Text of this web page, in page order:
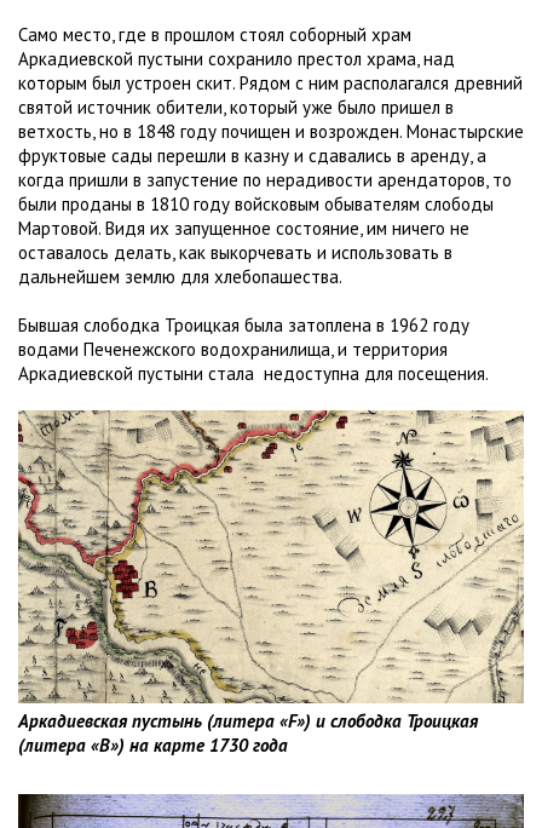
Само место, где в прошлом стоял соборный храм
Аркадиевской пустыни сохранило престол храма, над
которым был устроен скит. Рядом с ним располагался древний
святой источник обители, который уже было пришел в
ветхость, но в 1848 году почищен и возрожден. Монастырские
фруктовые сады перешли в казну и сдавались в аренду, а
когда пришли в запустение по нерадивости арендаторов, то
были проданы в 1810 году войсковым обывателям слободы
Мартовой. Видя их запущенное состояние, им ничего не
оставалось делать, как выкорчевать и использовать в
дальнейшем землю для хлебопашества.
Бывшая слободка Троицкая была затоплена в 1962 году
водами Печенежского водохранилища, и территория
Аркадиевской пустыни стала недоступна для посещения.
Аркадиевская пустынь (литера «F») и слободка Троицкая
(литера «B») на карте 1730 года